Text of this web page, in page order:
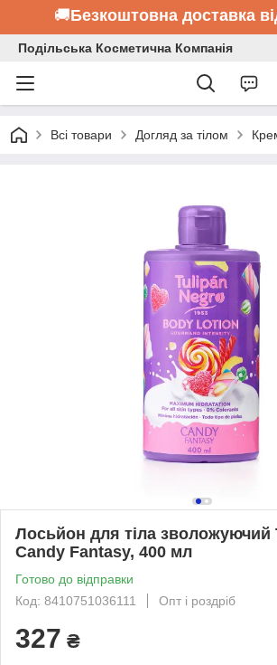
🚚Безкоштовна доставка
Подільська Косметична Компанія
Всі товари Догляд за тілом
Лосьйон для тіла зволожуючий
Candy Fantasy, 400 мл
Готово до відправки
Код: 8410751036111
Опт і роздріб
327 ₴